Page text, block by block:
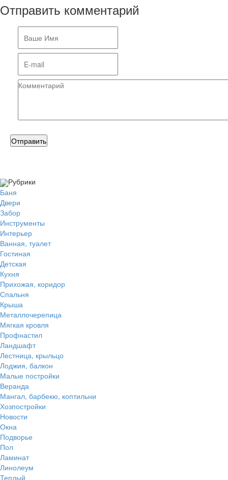
Отправить комментарий
Рубрики
Баня
Двери
Забор
Инструменты
Интерьер
Ванная, туалет
Гостиная
Детская
Кухня
Прихожая, коридор
Спальня
Крыша
Металлочерепица
Мягкая кровля
Профнастил
Ландшафт
Лестница, крыльцо
Лоджия, балкон
Малые постройки
Веранда
Мангал, барбекю, коптильни
Хозпостройки
Новости
Окна
Подворье
Пол
Ламинат
Линолеум
Теплый